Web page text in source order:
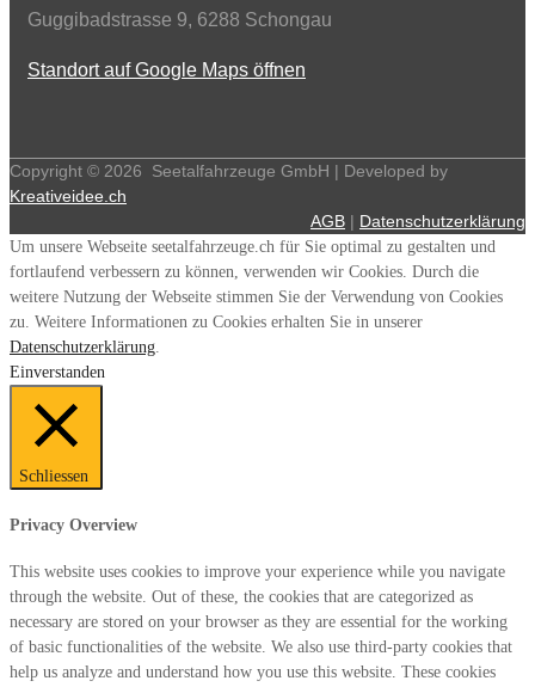
Guggibadstrasse 9, 6288 Schongau
Standort auf Google Maps öffnen
Copyright © 2026
Seetalfahrzeuge GmbH | Developed by
Kreativeidee.ch
AGB | Datenschutzerklärung
Um unsere Webseite seetalfahrzeuge.ch für Sie optimal zu gestalten und
fortlaufend verbessern zu können, verwenden wir Cookies. Durch die
weitere Nutzung der Webseite stimmen Sie der Verwendung von Cookies
zu. Weitere Informationen zu Cookies erhalten Sie in unserer
Datenschutzerklärung
Einverstanden
Schliessen
Privacy Overview
This website uses cookies to improve your experience while you navigate
through the website. Out of these, the cookies that are categorized as
necessary are stored on your browser as they are essential for the working
of basic functionalities of the website. We also use third-party cookies that
help us analyze and understand how you use this website. These cookies